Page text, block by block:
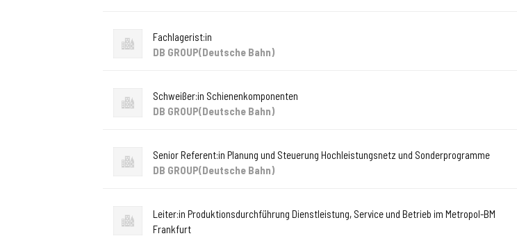
Fachlagerist:in
DB GROUP(Deutsche Bahn)
Schweißer:in Schienenkomponenten
DB GROUP(Deutsche Bahn)
Senior Referent:in Planung und Steuerung Hochleistungsnetz und Sonderprogramme
DB GROUP(Deutsche Bahn)
Leiter:in Produktionsdurchführung Dienstleistung, Service und Betrieb im Metropol-BM
Frankfurt